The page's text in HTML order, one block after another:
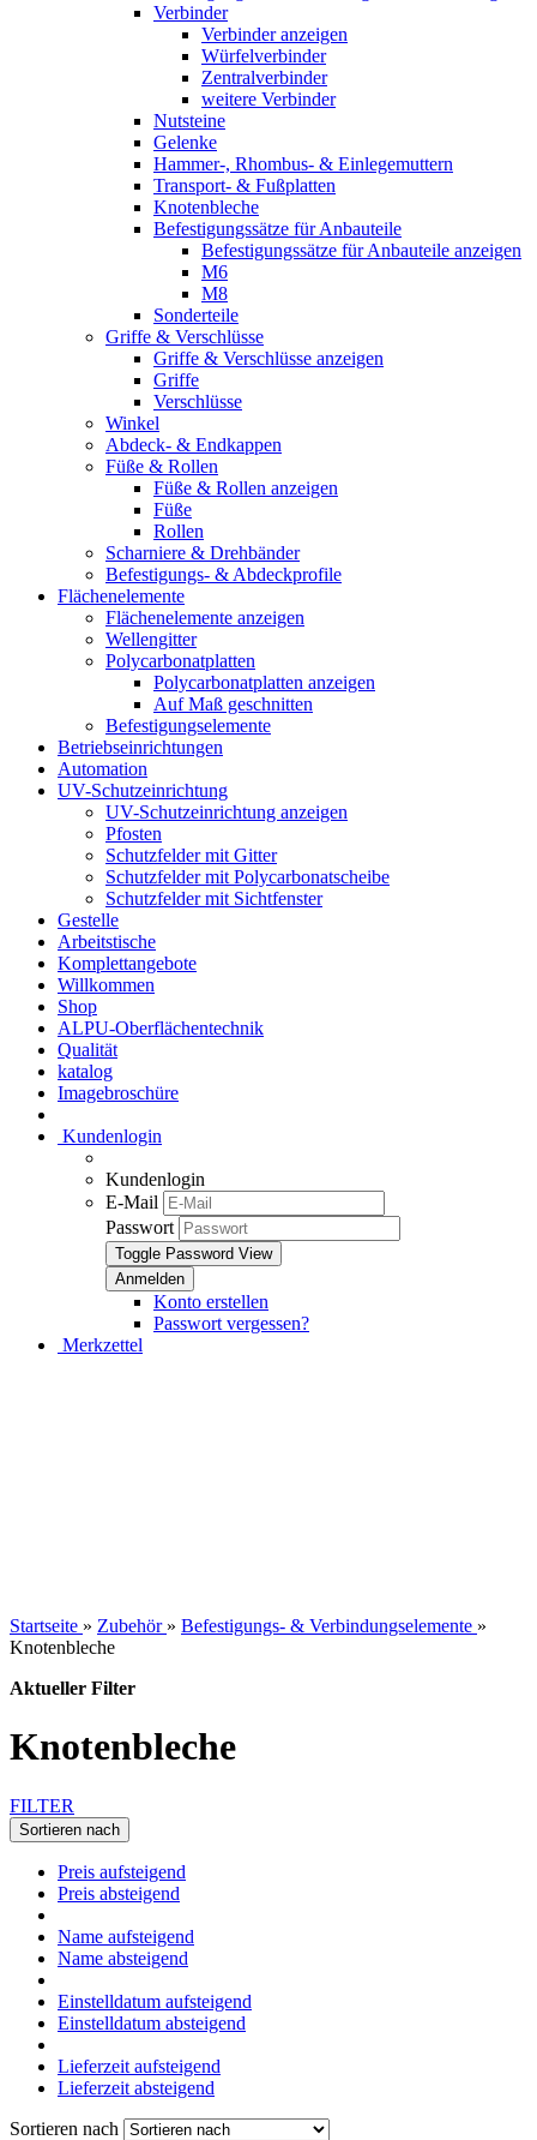
Verbinder
Verbinder anzeigen
Würfelverbinder
Zentralverbinder
weitere Verbinder
Nutsteine
Gelenke
Hammer-, Rhombus- & Einlegemuttern
Transport- & Fußplatten
Knotenbleche
Befestigungssätze für Anbauteile
Befestigungssätze für Anbauteile anzeigen
M6
M8
Sonderteile
Griffe & Verschlüsse
Griffe & Verschlüsse anzeigen
Griffe
Verschlüsse
Winkel
Abdeck- & Endkappen
Füße & Rollen
Füße & Rollen anzeigen
Füße
Rollen
Scharniere & Drehbänder
Befestigungs- & Abdeckprofile
Flächenelemente
Flächenelemente anzeigen
Wellengitter
Polycarbonatplatten
Polycarbonatplatten anzeigen
Auf Maß geschnitten
Befestigungselemente
Betriebseinrichtungen
Automation
UV-Schutzeinrichtung
UV-Schutzeinrichtung anzeigen
Pfosten
Schutzfelder mit Gitter
Schutzfelder mit Polycarbonatscheibe
Schutzfelder mit Sichtfenster
Gestelle
Arbeitstische
Komplettangebote
Willkommen
Shop
ALPU-Oberflächentechnik
Qualität
katalog
Imagebroschüre
Kundenlogin
Kundenlogin
E-Mail
Passwort
Toggle Password View
Konto erstellen
Passwort vergessen?
Merkzettel
Startseite » Zubehör » Befestigungs- & Verbindungselemente »
Knotenbleche
Aktueller Filter
Knotenbleche
FILTER
Sortieren nach
Preis aufsteigend
Preis absteigend
Name aufsteigend
Name absteigend
Einstelldatum aufsteigend
Einstelldatum absteigend
Lieferzeit aufsteigend
Lieferzeit absteigend
Sortieren nach